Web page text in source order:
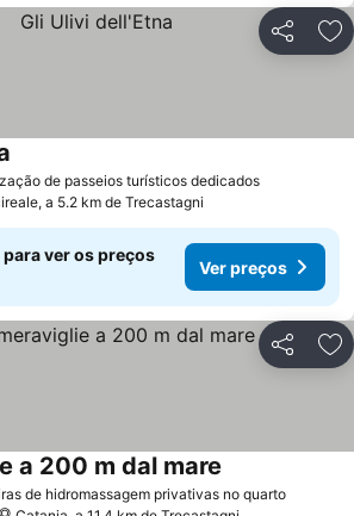
Partilhar
de passeios turísticos dedicadosVer
a 5.2 km de Trecastagni
ver os preços
Ver preços
Partilhar
de hidromassagem privativas no quartoVer
a 200 m dal mare